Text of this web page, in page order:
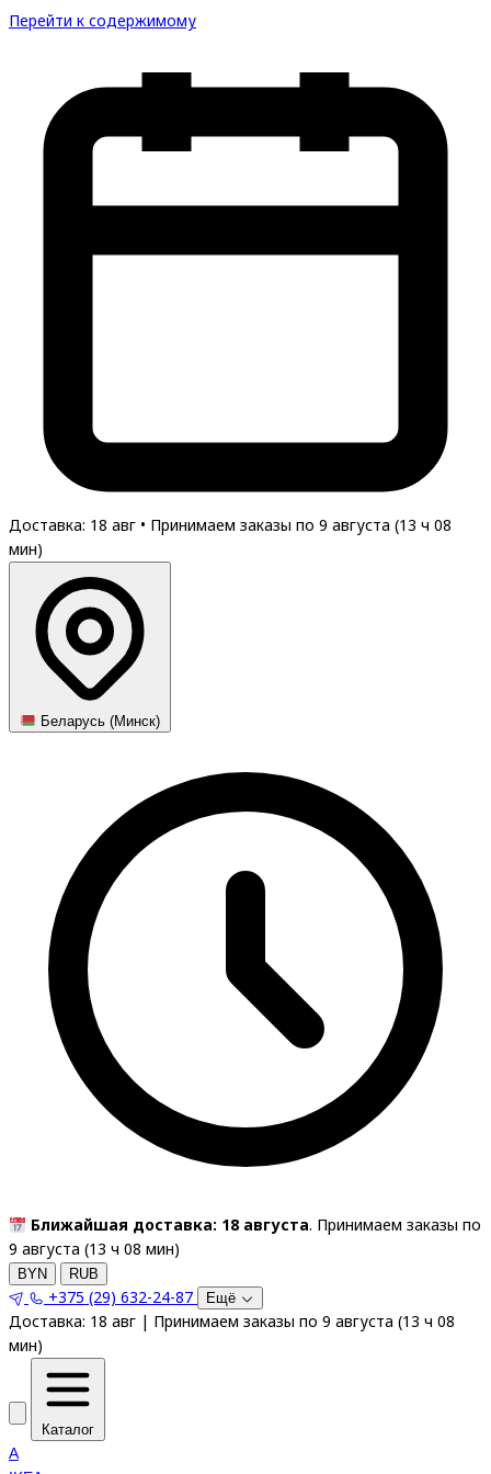
Перейти к содержимому
Доставка: 18 авг • Принимаем заказы по 9 августа (13 ч 08
мин)
Беларусь (Минск)
Ближайшая доставка: 18 августа. Принимаем заказы по
9 августа (13 ч 08 мин)
BYN RUB
+375 (29) 632-24-87 Ещё
Доставка: 18 авг | Принимаем заказы по 9 августа (13 ч 08
мин)
Каталог
A